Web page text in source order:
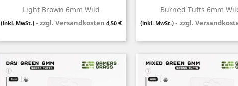
Light Brown 6mm Wild
(inkl. MwSt.) zzgl. Versandkosten Preis
4,50 €
Vorschau Burned Tufts 6mm
(inkl. MwSt.) zzgl.
 Vorschau